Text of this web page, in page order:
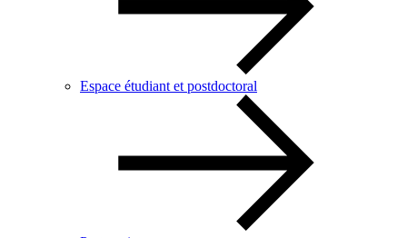
Espace étudiant et postdoctoral